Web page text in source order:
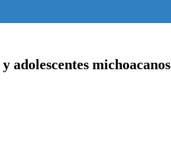
adolescentes michoacanos